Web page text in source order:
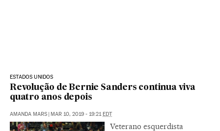
ESTADOS UNIDOS
Revolução de Bernie Sanders continua viva
quatro anos depois
AMANDA MARS | MAR 10, 2019 - 19:21EDT
Veterano esquerdista